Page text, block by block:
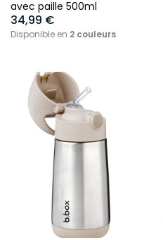
avec paille 500ml
34,99 €
Disponible en 2 couleurs